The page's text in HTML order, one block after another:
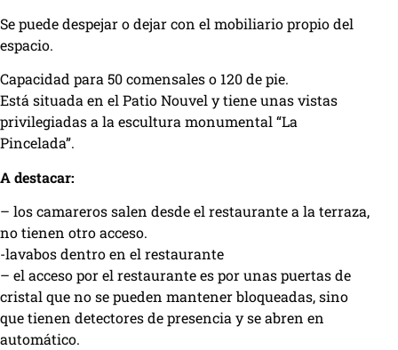
Se puede despejar o dejar con el mobiliario propio del
espacio.
Capacidad para 50 comensales o 120 de pie.
Está situada en el Patio Nouvel y tiene unas vistas
privilegiadas a la escultura monumental “La
Pincelada”.
A destacar:
– los camareros salen desde el restaurante a la terraza,
no tienen otro acceso.
-lavabos dentro en el restaurante
– el acceso por el restaurante es por unas puertas de
cristal que no se pueden mantener bloqueadas, sino
que tienen detectores de presencia y se abren en
automático.